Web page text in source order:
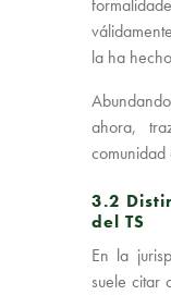
la ha
ahora,
3.2
del TS
En la
suele citar